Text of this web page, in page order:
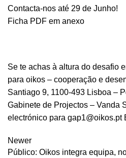
Contacta-nos até 29 de Junho!
Ficha PDF em anexo
Se te achas à altura do desafio
para oikos – cooperação e
Santiago 9, 1100-493 Lisboa –
Gabinete de Projectos – Vanda
electrónico para gap1@oikos.pt
Newer
Público: Oikos integra equipa,